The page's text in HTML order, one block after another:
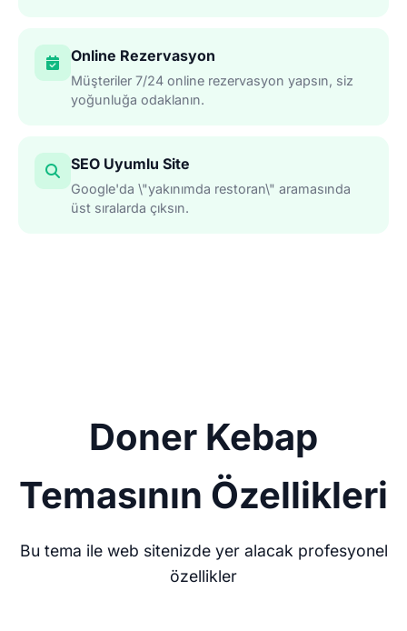
Online Rezervasyon
Müşteriler 7/24 online rezervasyon yapsın, siz
yoğunluğa odaklanın.
SEO Uyumlu Site
Google'da \"yakınımda restoran\" aramasında
üst sıralarda çıksın.
Doner Kebap
Temasının Özellikleri
Bu tema ile web sitenizde yer alacak profesyonel
özellikler